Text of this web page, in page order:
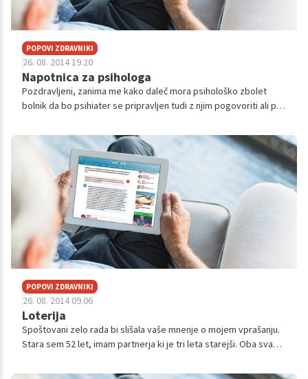
POPOVI ZDRAVNIKI
26. 08. 2014 19.20
Napotnica za psihologa
Pozdravljeni, zanima me kako daleč mora psihološko zbolet
bolnik da bo psihiater se pripravljen tudi z njim pogovoriti ali pa
POPOVI ZDRAVNIKI
26. 08. 2014 09.06
Loterija
Spoštovani zelo rada bi slišala vaše mnenje o mojem vprašanju.
Stara sem 52 let, imam partnerja ki je tri leta starejši. Oba sva
prepu...